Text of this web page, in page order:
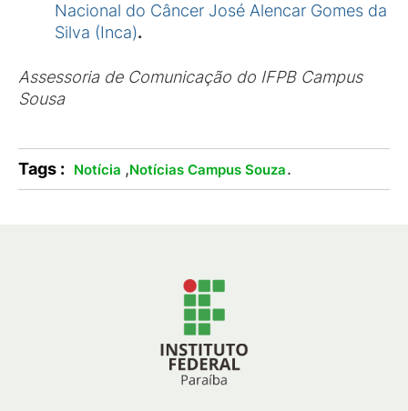
Nacional do Câncer José Alencar Gomes da
Silva (Inca).
Assessoria de Comunicação do IFPB Campus
Sousa
Tags : Notícia ,Notícias Campus Souza.